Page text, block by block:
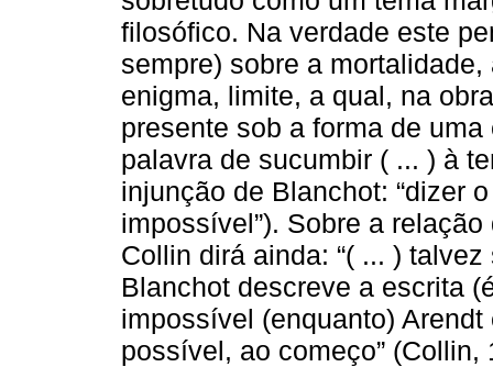
filosófico. Na verdade este
sempre) sobre a mortalidade,
enigma, limite, a qual, na
presente sob a forma de
palavra de sucumbir ( ... ) à
injunção de Blanchot: “dizer
impossível”). Sobre a
Collin dirá ainda: “( ... )
Blanchot descreve a escrita
impossível (enquanto)
possível, ao começo” (Collin,